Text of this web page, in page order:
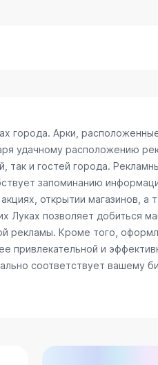
города. Арки,
удачному расположению
так и гостей города.
запоминанию
открытии магазинов, а
Луках позволяет добиться
рекламы. Кроме того,
привлекательной и
соответствует вашему